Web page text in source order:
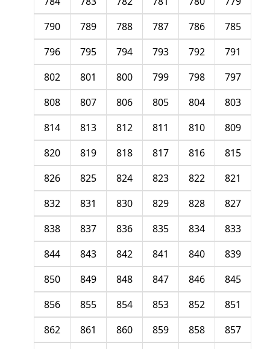
785
786
787
788
789
790
791
792
793
794
795
796
797
798
799
800
801
802
803
804
805
806
807
808
809
810
811
812
813
814
815
816
817
818
819
820
821
822
823
824
825
826
827
828
829
830
831
832
833
834
835
836
837
838
839
840
841
842
843
844
845
846
847
848
849
850
851
852
853
854
855
856
857
858
859
860
861
862